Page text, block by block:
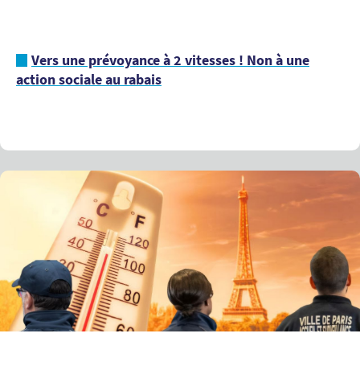
Vers une prévoyance à 2 vitesses ! Non à une
action sociale au rabais